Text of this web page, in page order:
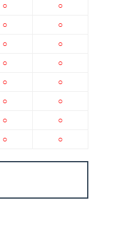
○
○
○
○
○
○
○
○
○
○
○
○
○
○
○
○